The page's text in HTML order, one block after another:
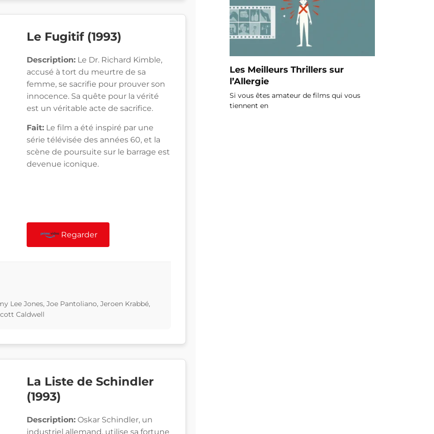
Le Fugitif (1993)
Description: Le Dr. Richard Kimble,
accusé à tort du meurtre de sa
femme, se sacrifie pour prouver son
innocence. Sa quête pour la vérité
est un véritable acte de sacrifice.
Fait: Le film a été inspiré par une
série télévisée des années 60, et la
scène de poursuite sur le barrage est
devenue iconique.
Regarder
Lee Jones, Joe Pantoliano, Jeroen Krabbé,
Caldwell
La Liste de Schindler
(1993)
Description: Oskar Schindler, un
industriel allemand, utilise sa fortune
Les Meilleurs Thrillers sur
l’Allergie
Si vous êtes amateur de films qui vous
tiennent en